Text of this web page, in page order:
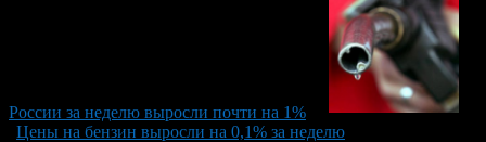
России за неделю выросли почти на 1%
Цены на бензин выросли на 0,1% за неделю